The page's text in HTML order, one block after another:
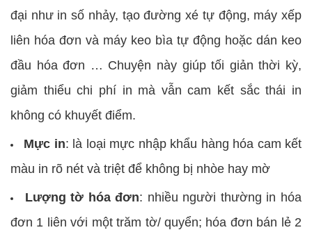
đại như in số nhảy, tạo đường xé tự động, máy xếp
liên hóa đơn và máy keo bìa tự động hoặc dán keo
đầu hóa đơn … Chuyện này giúp tối giản thời kỳ,
giảm thiểu chi phí in mà vẫn cam kết sắc thái in
không có khuyết điểm.
Mực in: là loại mực nhập khẩu hàng hóa cam kết
màu in rõ nét và triệt để không bị nhòe hay mờ
Lượng tờ hóa đơn: nhiều người thường in hóa
đơn 1 liên với một trăm tờ/ quyển; hóa đơn bán lẻ 2